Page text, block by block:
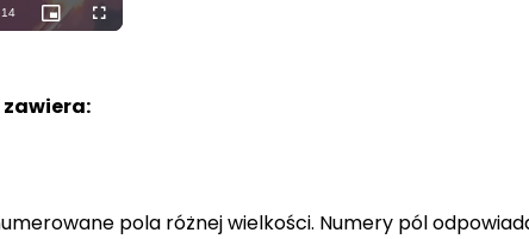
Picture-
in-
Fullscreen
pola różnej wielkości. Numery pól